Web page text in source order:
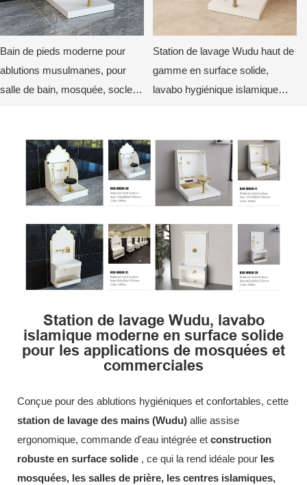
Bain de pieds moderne pour
ablutions musulmanes, pour
salle de bain, mosquée, socle
Station de lavage Wudu haut de
gamme en surface solide,
lavabo hygiénique islamique
mosquée pour des ablutions
efficaces
Station de lavage Wudu, lavabo
islamique moderne en surface solide
pour les applications de mosquées et
commerciales
Conçue pour des ablutions hygiéniques et confortables, cette
station de lavage des mains (Wudu) allie assise
ergonomique, commande d'eau intégrée et construction
robuste en surface solide , ce qui la rend idéale pour les
mosquées, les salles de prière, les centres islamiques,